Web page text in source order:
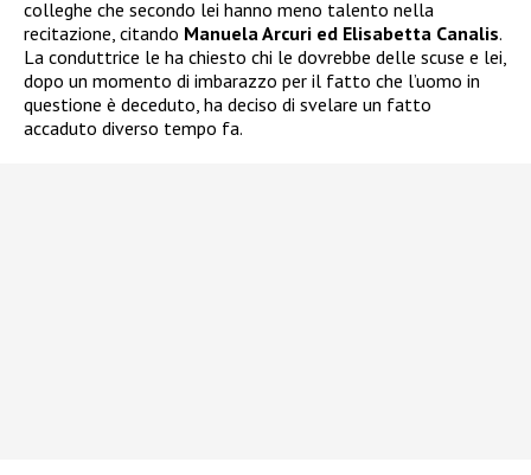
colleghe che secondo lei hanno meno talento nella
recitazione, citando Manuela Arcuri ed Elisabetta Canalis.
La conduttrice le ha chiesto chi le dovrebbe delle scuse e lei,
dopo un momento di imbarazzo per il fatto che l’uomo in
questione è deceduto, ha deciso di svelare un fatto
accaduto diverso tempo fa.